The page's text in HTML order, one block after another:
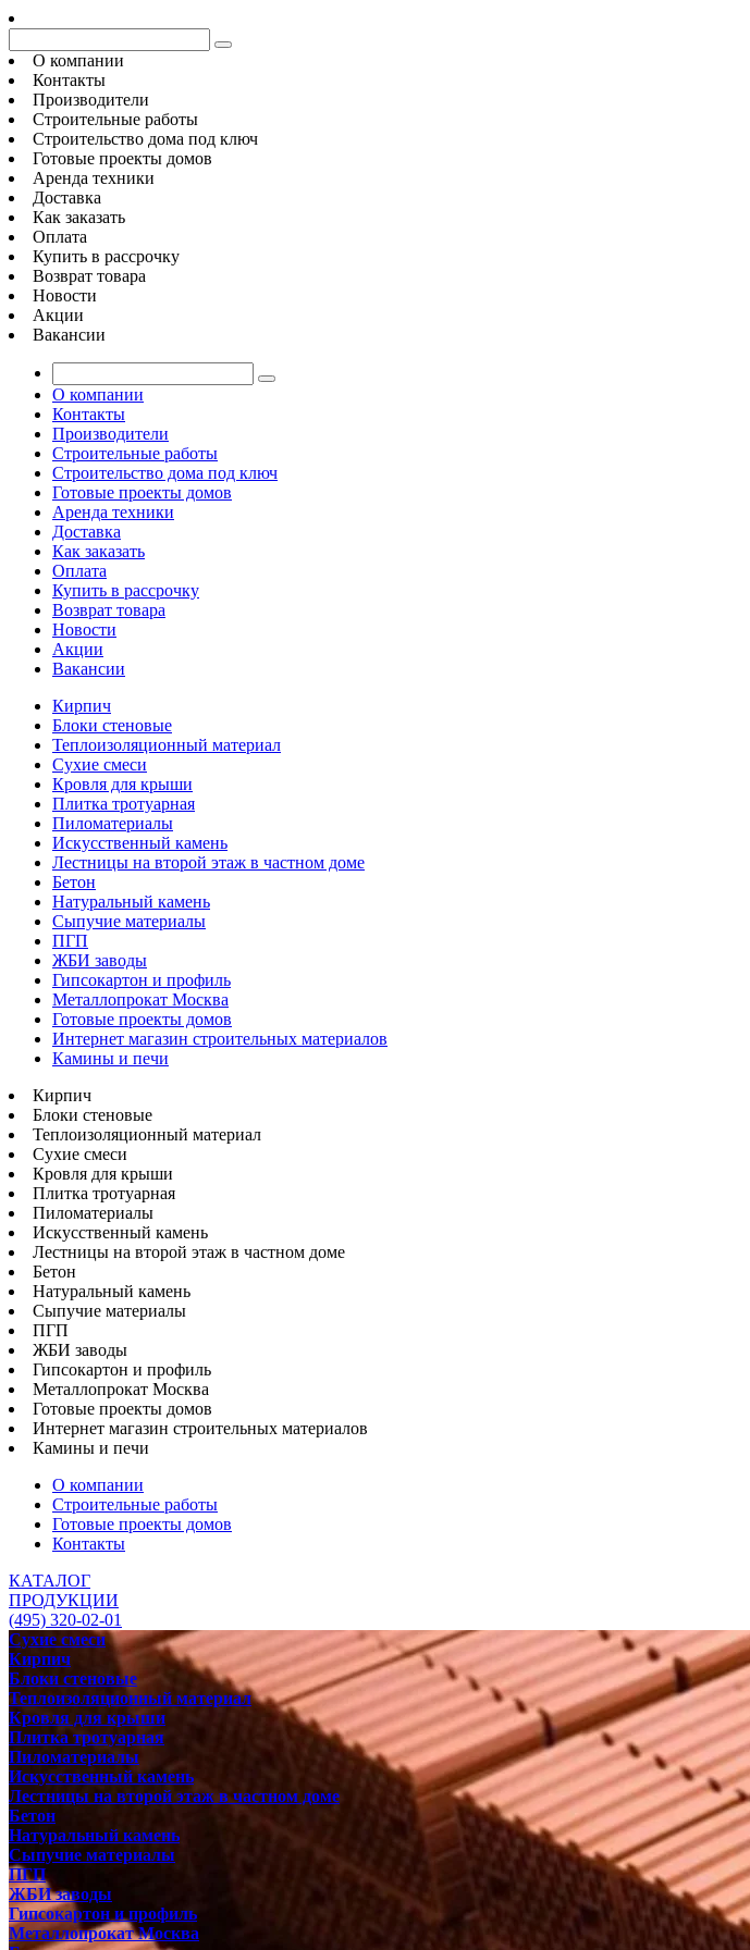
О компании
Контакты
Производители
Строительные работы
Строительство дома под ключ
Готовые проекты домов
Аренда техники
Доставка
Как заказать
Оплата
Купить в рассрочку
Возврат товара
Новости
Акции
Вакансии
О компании
Контакты
Производители
Строительные работы
Строительство дома под ключ
Готовые проекты домов
Аренда техники
Доставка
Как заказать
Оплата
Купить в рассрочку
Возврат товара
Новости
Акции
Вакансии
Кирпич
Блоки стеновые
Теплоизоляционный материал
Сухие смеси
Кровля для крыши
Плитка тротуарная
Пиломатериалы
Искусственный камень
Лестницы на второй этаж в частном доме
Бетон
Натуральный камень
Сыпучие материалы
ПГП
ЖБИ заводы
Гипсокартон и профиль
Металлопрокат Москва
Готовые проекты домов
Интернет магазин строительных материалов
Камины и печи
Кирпич
Блоки стеновые
Теплоизоляционный материал
Сухие смеси
Кровля для крыши
Плитка тротуарная
Пиломатериалы
Искусственный камень
Лестницы на второй этаж в частном доме
Бетон
Натуральный камень
Сыпучие материалы
ПГП
ЖБИ заводы
Гипсокартон и профиль
Металлопрокат Москва
Готовые проекты домов
Интернет магазин строительных материалов
Камины и печи
О компании
Строительные работы
Готовые проекты домов
Контакты
КАТАЛОГ
ПРОДУКЦИИ
(495) 320-02-01
Сухие смеси
Кирпич
Блоки стеновые
Теплоизоляционный материал
Кровля для крыши
Плитка тротуарная
Пиломатериалы
Искусственный камень
Лестницы на второй этаж в частном доме
Бетон
Натуральный камень
Сыпучие материалы
ПГП
ЖБИ заводы
Гипсокартон и профиль
Металлопрокат Москва